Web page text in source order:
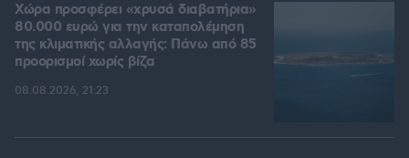
Χώρα προσφέρει «χρυσά διαβατήρια»
80.000 ευρώ για την καταπολέμηση
της κλιματικής αλλαγής: Πάνω από 85
προορισμοί χωρίς βίζα
08.08.2026, 21:23